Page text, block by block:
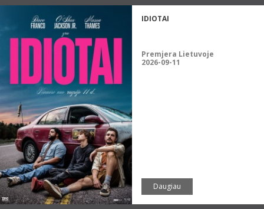
IDIOTAI
Premjera Lietuvoje
2026-09-11
Daugiau